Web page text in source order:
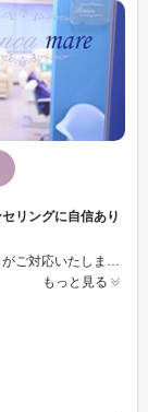
リングに自信あり
【Bianca mare 中野店】では、経験豊富なアイリストがご対応いたします！より魅力的な目元に♪親切で丁寧なカウンセリングが魅力のサロンです☆有名人や著名人も通う都内に多くのサロンを持つビアンカグループで初めての方も安心◎
もっと見る